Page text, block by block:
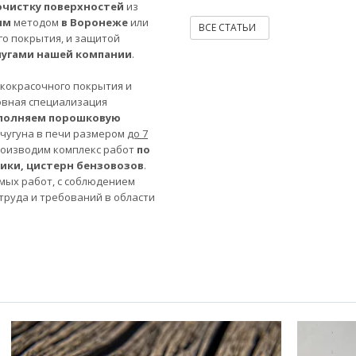
поверхностей из
методом в Воронежеили
покрытия, и защитой
нашей компании.
покрытия и
специализация
порошковую
в печи размером до 7
комплекс работ по
цистерн бензовозов.
работ, с соблюдением
и требований в области
ВСЕ СТАТЬИ